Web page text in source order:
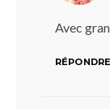
Avec
RÉPONDRE